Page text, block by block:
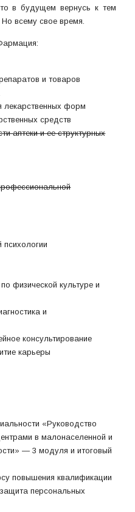
в будущем вернусь к тем
всему свое время.
и товаров
лекарственных форм
средств
аптеки и ее структурных
психологии
физической культуре и
и
консультирование
карьеры
«Руководство
в малонаселенной и
— 3 модуля и итоговый
повышения квалификации
персональных